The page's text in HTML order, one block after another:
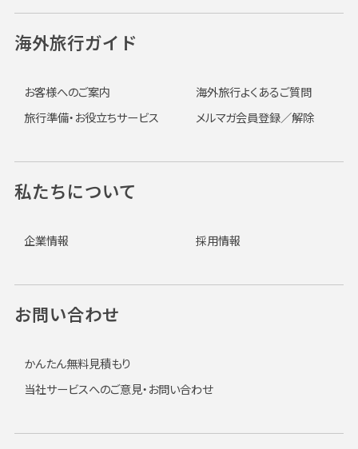
海外旅行ガイド
お客様へのご案内
海外旅行よくあるご質問
旅行準備・お役立ちサービス
メルマガ会員登録／解除
私たちについて
企業情報 採用情報
お問い合わせ
かんたん無料見積もり
当社サービスへのご意見・お問い合わせ